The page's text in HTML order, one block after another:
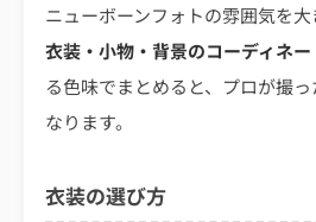
ニューボーンフォトの雰囲気を大
衣装・小物・背景のコーディネー
る色味でまとめると、プロが撮
なります。
衣装の選び方